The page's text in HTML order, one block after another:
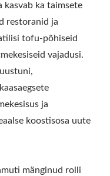
kasvab ka taimsete
restoranid ja
tofu-põhiseid
vajadusi.
ja
koostisosa uute
mänginud rolli